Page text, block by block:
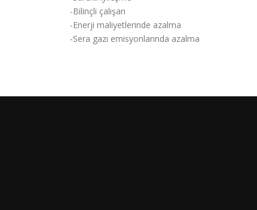
-Bilinçli çalışan
-Enerji maliyetlerinde azalma
-Sera gazı emisyonlarında azalma